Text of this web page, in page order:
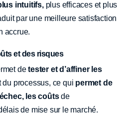
intuitifs,plus efficaces et plus
par une meilleure satisfaction
accrue.
et des risques
detester et d’affiner les
du processus, ce qui permet de
les coûtsde
de mise sur le marché.